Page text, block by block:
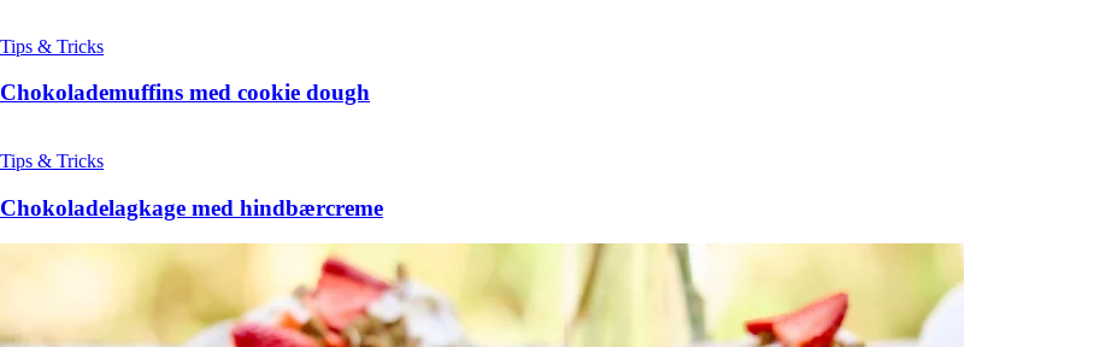
Tips & Tricks
Chokolademuffins med cookie dough
Tips & Tricks
Chokoladelagkage med hindbærcreme